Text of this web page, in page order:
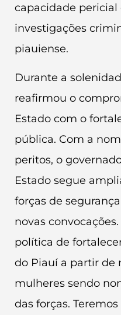
capacidade pericial
investigações
piauiense.
Durante a
reafirmou o
Estado com o
pública. Com a
peritos, o
Estado segue
forças de
novas
política de
do Piauí a partir de
mulheres sendo
das forças.